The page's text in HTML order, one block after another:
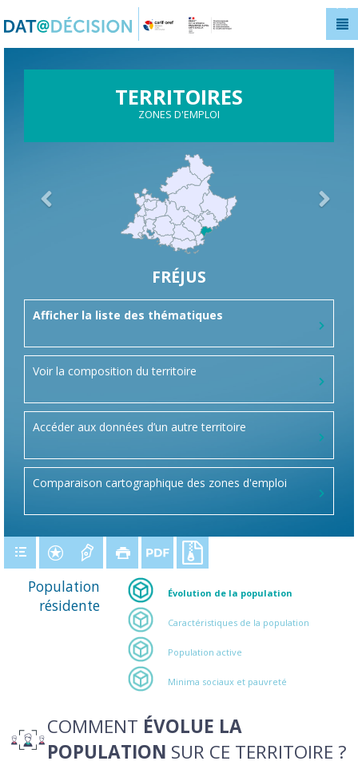
TERRITOIRES
ZONES D'EMPLOI
FRÉJUS
Afficher la liste des thématiques
Voir la composition du territoire
Accéder aux données d’un autre territoire
Comparaison cartographique des zones d'emploi
Population
résidente
Évolution de la population
Caractéristiques de la population
Population active
Minima sociaux et pauvreté
COMMENT ÉVOLUE LA
POPULATION SUR CE TERRITOIRE ?
Panneau de gestion des cookies